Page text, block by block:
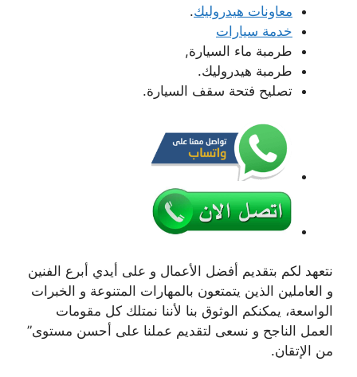
معاونات هيدروليك.
خدمة سيارات
طرمبة ماء السيارة,
طرمبة هيدروليك.
تصليح فتحة سقف السيارة.
نتعهد لكم بتقديم أفضل الأعمال و على أيدي أبرع الفنين
و العاملين الذين يتمتعون بالمهارات المتنوعة و الخبرات
الواسعة، يمكنكم الوثوق بنا لأننا نمتلك كل مقومات
العمل الناجح و نسعى لتقديم عملنا على أحسن مستوى”
من الإتقان.